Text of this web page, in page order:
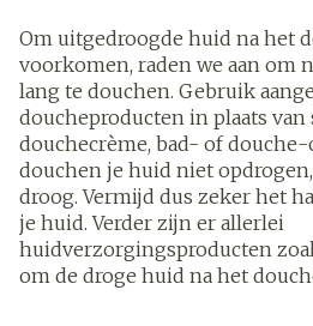
Om uitgedroogde huid na het
voorkomen, raden we aan om
lang te douchen. Gebruik
doucheproducten in plaats van
douchecrème, bad- of douche-
douchen je huid niet
droog. Vermijd dus zeker het
je huid. Verder zijn er allerlei
huidverzorgingsproducten
om de droge huid na het